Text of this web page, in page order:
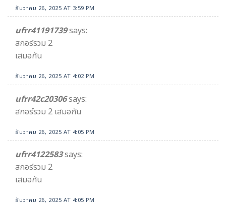
ธันวาคม 26, 2025 AT 3:59 PM
ufrr41191739says:
สกอร์รวม 2
เสมอกัน
ธันวาคม 26, 2025 AT 4:02 PM
ufrr42c20306says:
สกอร์รวม 2 เสมอกัน
ธันวาคม 26, 2025 AT 4:05 PM
ufrr4122583says:
สกอร์รวม 2
เสมอกัน
ธันวาคม 26, 2025 AT 4:05 PM